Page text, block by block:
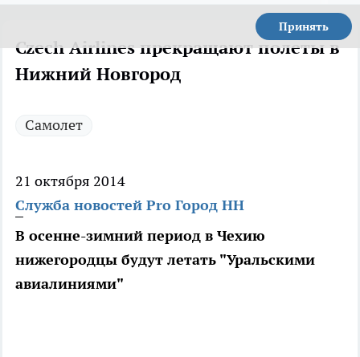
Принять
Czech Airlines прекращают полеты в
Нижний Новгород
Самолет
21 октября 2014
Служба новостей Pro Город НН
В осенне-зимний период в Чехию
нижегородцы будут летать "Уральскими
авиалиниями"